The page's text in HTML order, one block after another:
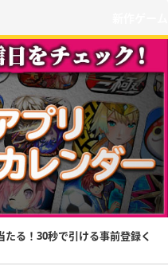
る！30秒で引ける事前登録く